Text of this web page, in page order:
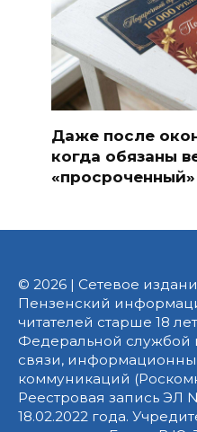
Даже после
когда обязаны
© 2026 | Сетевое
Пензенский
читателей старше 18
Федеральной службой
связи,
коммуникаций
Реестровая запись ЭЛ
18.02.2022 года.